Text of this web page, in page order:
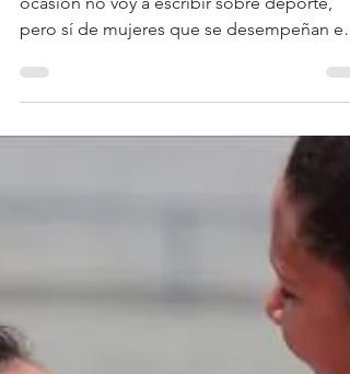
El pulso de la misoginia
que invade las
Por: Wendy Jiménez Bolaños En esta
ocasión no voy a escribir sobre deporte,